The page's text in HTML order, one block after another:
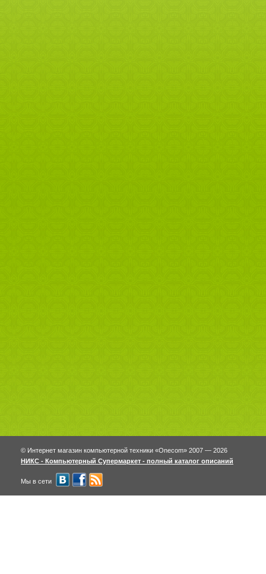
© Интернет магазин компьютерной техники «Onecom» 2007 — 2026
НИКС - Компьютерный Cупермаркет - полный каталог описаний
Мы в сети